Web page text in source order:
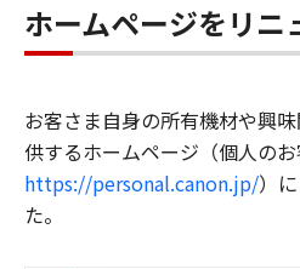
ホームページをリニ
お客さま自身の所有機材や興
供するホームページ（個人の
https://personal.canon.jp/）
た。